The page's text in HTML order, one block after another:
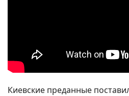
Киевские преданные